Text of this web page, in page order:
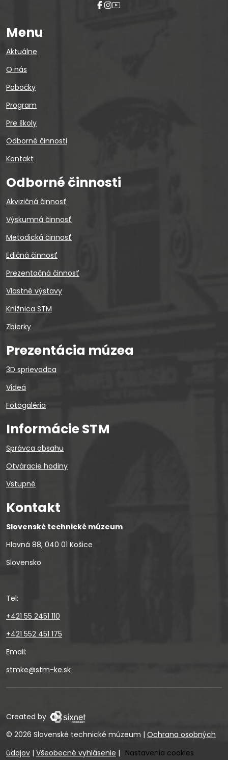
Menu
Aktuálne
O nás
Pobočky
Program
Pre školy
Odborné činnosti
Kontakt
Odborné činnosti
Akvizičná činnosť
Výskumná činnosť
Metodická činnosť
Edičná činnosť
Prezentačná činnosť
Vlastné výstavy
Knižnica STM
Zbierky
Prezentácia múzea
3D sprievodca
Videá
Fotogaléria
Informácie STM
Správca obsahu
Otváracie hodiny
Vstupné
Kontakt
Slovenské technické múzeum
Hlavná 88, 040 01 Košice
Slovensko
Tel:
+421 55 2451 110
+421 552 451 175
Email:
stmke@stm-ke.sk
Created by
© 2026 Slovenské technické múzeum | Ochrana osobných
údajov | Všeobecné vyhlásenie | Nastavenia cookies